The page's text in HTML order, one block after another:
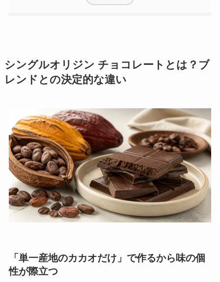
シングルオリジン チョコレートとは？ブ
レンドとの決定的な違い
「単一産地のカカオだけ」で作るから味の個
性が際立つ